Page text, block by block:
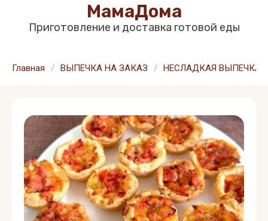
МамаДома
Приготовление и доставка готовой еды
Главная / ВЫПЕЧКА НА ЗАКАЗ / НЕСЛАДКАЯ ВЫПЕЧКА